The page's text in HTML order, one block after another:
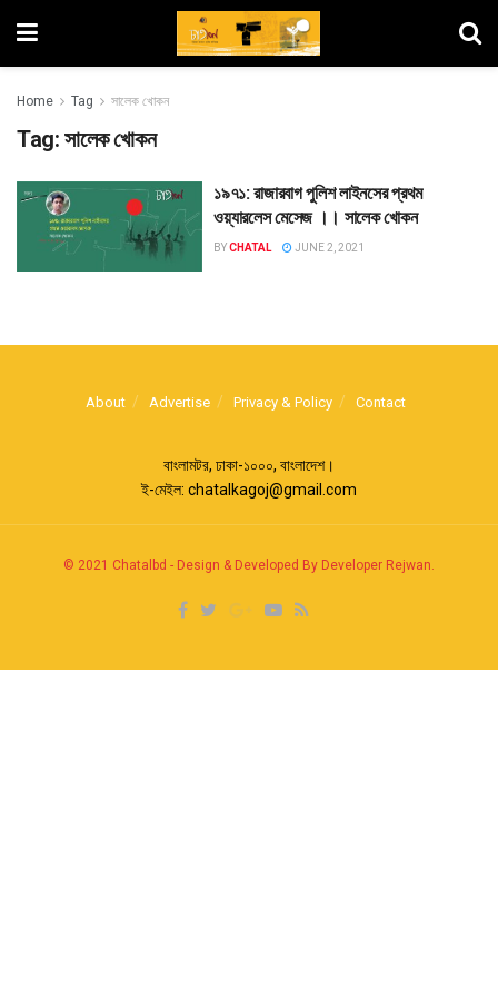
Home Tag সালেক খোকন
Tag: সালেক খোকন
১৯৭১: রাজারবাগ পুলিশ লাইনসের প্রথম
ওয়্যারলেস মেসেজ ।। সালেক খোকন
BYCHATAL JUNE 2, 2021
About Advertise Privacy & Policy Contact
বাংলামটর, ঢাকা-১০০০, বাংলাদেশ।
ই-মেইল: chatalkagoj@gmail.com
© 2021 Chatalbd - Design & Developed By Developer Rejwan.